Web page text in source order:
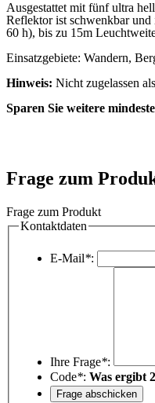
Ausgestattet mit fünf ultra
Reflektor ist schwenkbar
60 h), bis zu 15m
Einsatzgebiete: Wandern,
Hinweis: Nicht zugelassen
Sparen Sie weitere
Frage zum
Frage zum Produkt
Kontaktdaten
E-Mail*:
Ihre Frage*:
Code*: Was ergibt